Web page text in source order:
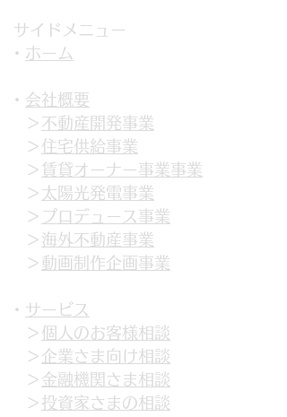
サイドメニュー
・ ホーム
・ 会社概要
＞ 不動産開発事業
＞ 住宅供給事業
＞ 賃貸オーナー事業事業
＞ 太陽光発電事業
＞ プロデュース事業
＞ 海外不動産事業
＞ 動画制作企画事業
・ サービス
＞ 個人のお客様相談
＞ 企業さま向け相談
＞ 金融機関さま相談
＞ 投資家さまの相談